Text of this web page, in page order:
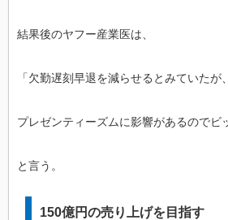
結果後のヤフー産業医は、
「欠勤遅刻早退を減らせるとみていたが、
プレゼンティーズムに影響があるのでビ
と言う。
150億円の売り上げを目指す